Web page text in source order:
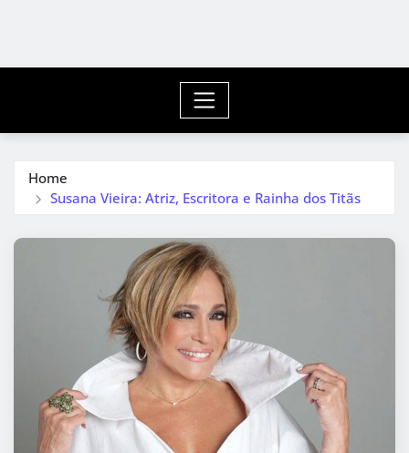
Home
Susana Vieira: Atriz, Escritora e Rainha dos Titãs